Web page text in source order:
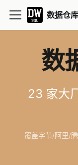
数据仓
数
23 家大
覆盖字节/阿里/